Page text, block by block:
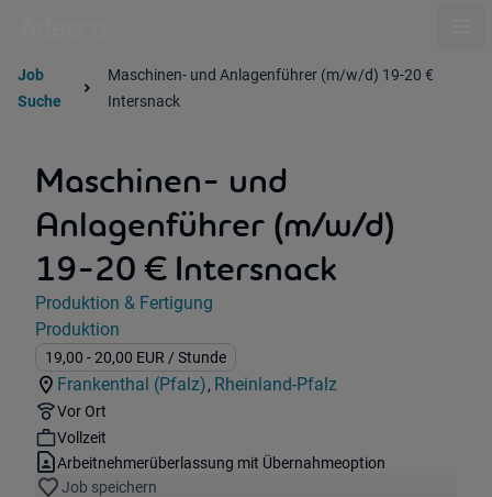
Job
Suche
Maschinen- und Anlagenführer (m/w/d) 19-20 €
Intersnack
Maschinen- und
Anlagenführer (m/w/d)
19-20 € Intersnack
Jobdetails
Kategorie:
Produktion & Fertigung
Industry:
Produktion
Gehalt:
19,00 - 20,00 EUR / Stunde
Standorte:
Frankenthal (Pfalz),
Region:
Rheinland-Pfalz
Remote Option:
Vor Ort
Workhours:
Vollzeit
Vertragsart:
Arbeitnehmerüberlassung mit Übernahmeoption
Job speichern